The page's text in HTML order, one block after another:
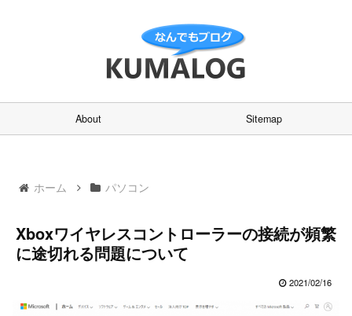
About Sitemap
ホーム パソコン
Xboxワイヤレスコントローラーの接続が頻繁
に途切れる問題について
2021/02/16